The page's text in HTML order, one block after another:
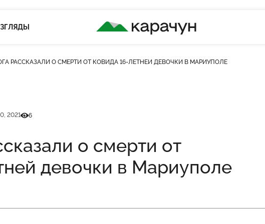
КАРАЧУН
РАССКАЗАЛИ О СМЕРТИ ОТ КОВИДА 16-ЛЕТНЕЙ ДЕВОЧКИ В МАРИУПОЛЕ
2021Кількість переглядів
6
о смерти от
девочки в Мариуполе